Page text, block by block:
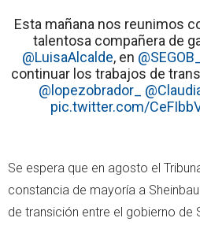
Esta mañana nos reunimos
talentosa compañera de
@LuisaAlcalde, en
continuar los trabajos de
@lopezobrador_
pic.twitter.com/
Se espera que en agosto el
constancia de mayoría a
de transición entre el gobierno de